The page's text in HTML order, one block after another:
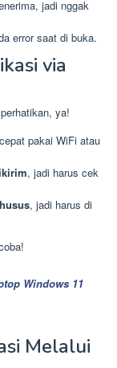
jadi nggak
error saat di buka.
via
ya!
pakai WiFi atau
, jadi harus cek
, jadi harus di
Windows 11
Melalui